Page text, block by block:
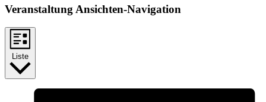
Veranstaltung Ansichten-Navigation
Liste